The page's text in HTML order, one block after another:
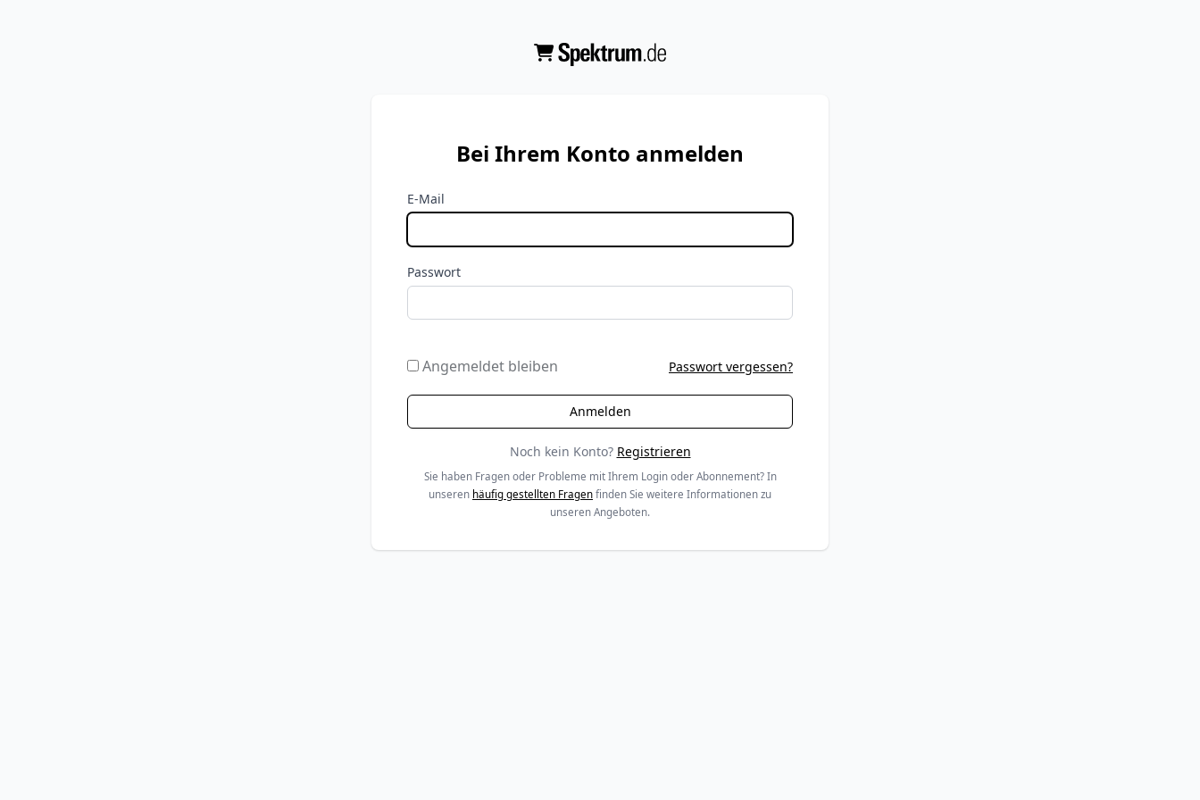
Bei Ihrem Konto anmelden
E-Mail
Passwort
Angemeldet bleiben Passwort vergessen?
Noch kein Konto? Registrieren
Sie haben Fragen oder Probleme mit Ihrem Login oder Abonnement? In
unseren häufig gestellten Fragen finden Sie weitere Informationen zu
unseren Angeboten.